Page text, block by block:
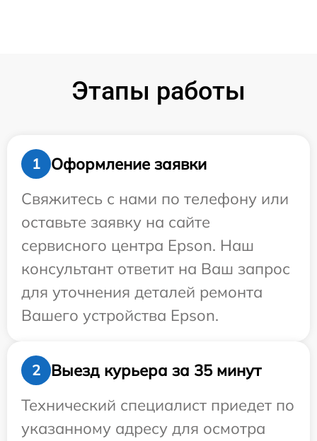
Этапы работы
1
Оформление заявки
Свяжитесь с нами по телефону или
оставьте заявку на сайте
сервисного центра Epson. Наш
консультант ответит на Ваш запрос
для уточнения деталей ремонта
Вашего устройства Epson.
2
Выезд курьера за 35 минут
Технический специалист приедет по
указанному адресу для осмотра